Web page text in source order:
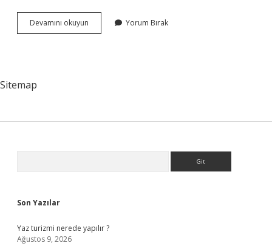
Devamını okuyun Osmanlıda
Ilk
Yorum Bırak
Sitemap
Son Yazılar
Yaz turizmi nerede yapılır ?
Ağustos 9, 2026